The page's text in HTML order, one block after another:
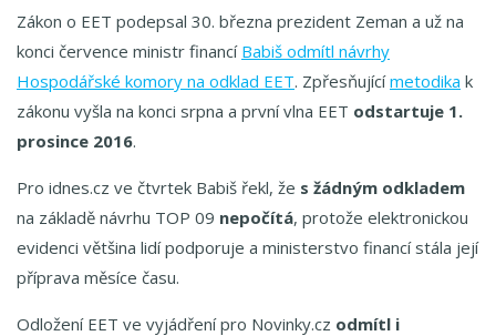
Zákon o EET podepsal 30. března prezident Zeman a už na
konci července ministr financí Babiš odmítl návrhy
Hospodářské komory na odklad EET. Zpřesňujícímetodika k
zákonu vyšla na konci srpna a první vlna EET odstartuje 1.
prosince 2016.
Pro idnes.cz ve čtvrtek Babiš řekl, že s žádným odkladem
na základě návrhu TOP 09 nepočítá, protože elektronickou
evidenci většina lidí podporuje a ministerstvo financí stála její
příprava měsíce času.
Odložení EET ve vyjádření pro Novinky.cz odmítl i